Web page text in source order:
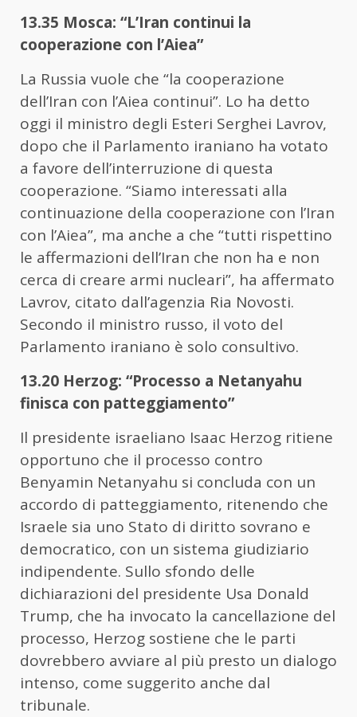
13.35 Mosca: “L’Iran continui la
cooperazione con l’Aiea”
La Russia vuole che “la cooperazione
dell’Iran con l’Aiea continui”. Lo ha detto
oggi il ministro degli Esteri Serghei Lavrov,
dopo che il Parlamento iraniano ha votato
a favore dell’interruzione di questa
cooperazione. “Siamo interessati alla
continuazione della cooperazione con l’Iran
con l’Aiea”, ma anche a che “tutti rispettino
le affermazioni dell’Iran che non ha e non
cerca di creare armi nucleari”, ha affermato
Lavrov, citato dall’agenzia Ria Novosti.
Secondo il ministro russo, il voto del
Parlamento iraniano è solo consultivo.
13.20 Herzog: “Processo a Netanyahu
finisca con patteggiamento”
Il presidente israeliano Isaac Herzog ritiene
opportuno che il processo contro
Benyamin Netanyahu si concluda con un
accordo di patteggiamento, ritenendo che
Israele sia uno Stato di diritto sovrano e
democratico, con un sistema giudiziario
indipendente. Sullo sfondo delle
dichiarazioni del presidente Usa Donald
Trump, che ha invocato la cancellazione del
processo, Herzog sostiene che le parti
dovrebbero avviare al più presto un dialogo
intenso, come suggerito anche dal
tribunale.